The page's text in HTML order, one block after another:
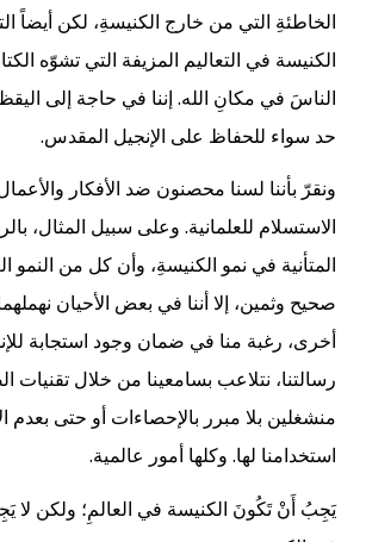
الخاطئةِ التي من خارج الكنيسةِ، لكن أيضاً
الكنيسة في التعاليم المزيفة التي تشوّه
الناسَ في مكانِ الله. إننا في حاجة إلى
حد سواء للحفاظ على الإنجيل المقدس.
ونقرّ بأننا لسنا محصنون ضد الأفكار
الاستسلام للعلمانية. وعلى سبيل المثال،
المتأنية في نمو الكنيسةِ، وأن كل من النمو
صحيح وثمين، إلا أننا في بعض الأحيان
أخرى، رغبة منا في ضمان وجود استجابة
رسالتنا، نتلاعب بسامعينا من خلال تقنيات
منشغلين بلا مبرر بالإحصاءات أو حتى بعدم
استخدامنا لها. وكلها أمور عالمية.
يَجِبُ أَنْ تَكُونَ الكنيسة في العالمِ؛ ولكن لا